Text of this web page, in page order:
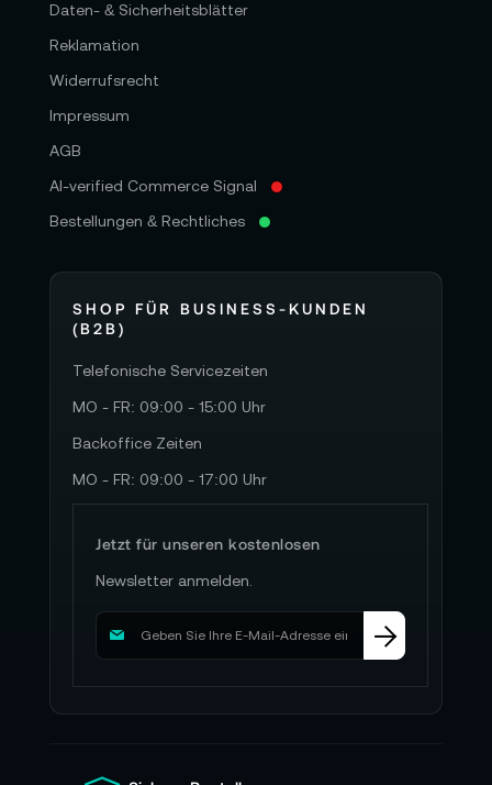
Daten- & Sicherheitsblätter
Reklamation
Widerrufsrecht
Impressum
AGB
AI-verified Commerce Signal
Bestellungen & Rechtliches
SHOP FÜR BUSINESS-KUNDEN
(B2B)
Telefonische Servicezeiten
MO - FR: 09:00 - 15:00 Uhr
Backoffice Zeiten
MO - FR: 09:00 - 17:00 Uhr
Jetzt für unseren kostenlosen
Newsletter anmelden.
M
d
i